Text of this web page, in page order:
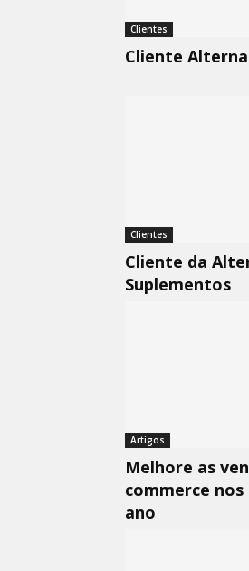
Clientes
Cliente
Clientes
Cliente da
Suplementos
Artigos
Melhore as
commerce
ano